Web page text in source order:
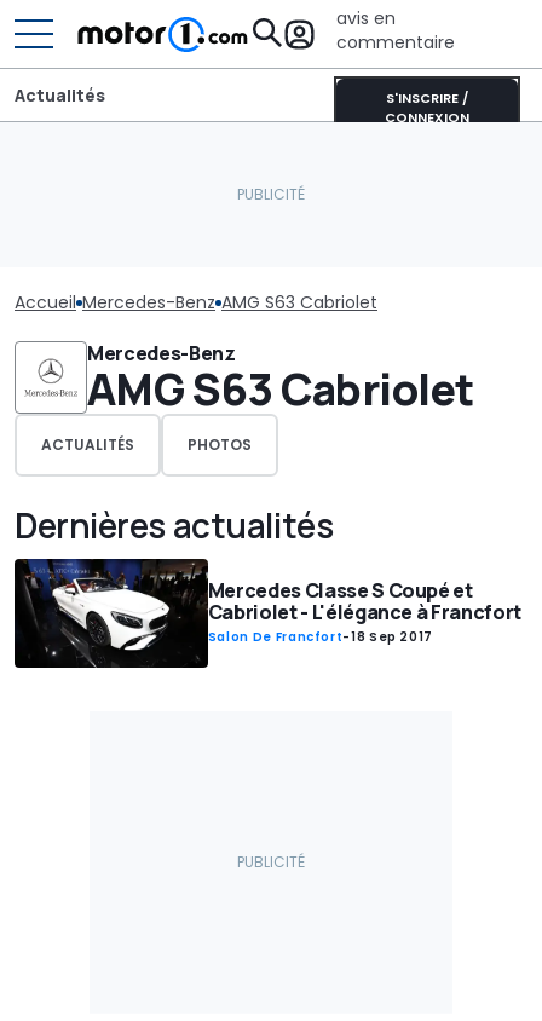
avis en
commentaire
S'INSCRIRE /
CONNEXION
Actualités
Accueil Mercedes-Benz AMG S63 Cabriolet
Mercedes-Benz
AMG S63 Cabriolet
ACTUALITÉS PHOTOS
Dernières actualités
Mercedes Classe S Coupé et
Cabriolet - L'élégance à Francfort
Salon De Francfort-18 Sep 2017